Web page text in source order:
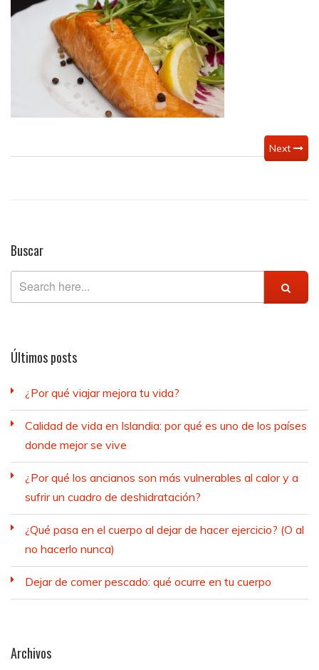
salmón
Next
Buscar
Últimos posts
¿Por qué viajar mejora tu vida?
Calidad de vida en Islandia: por qué es uno de los países
donde mejor se vive
¿Por qué los ancianos son más vulnerables al calor y a
sufrir un cuadro de deshidratación?
¿Qué pasa en el cuerpo al dejar de hacer ejercicio? (O al
no hacerlo nunca)
Dejar de comer pescado: qué ocurre en tu cuerpo
Archivos